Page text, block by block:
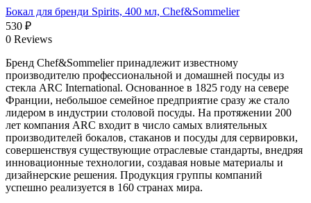
Бокал для бренди Spirits, 400 мл, Chef&Sommelier
530 ₽
0 Reviews
Бренд Chef&Sommelier принадлежит известному
производителю профессиональной и домашней посуды из
стекла ARC International. Основанное в 1825 году на севере
Франции, небольшое семейное предприятие сразу же стало
лидером в индустрии столовой посуды. На протяжении 200
лет компания ARC входит в число самых влиятельных
производителей бокалов, стаканов и посуды для сервировки,
совершенствуя существующие отраслевые стандарты, внедряя
инновационные технологии, создавая новые материалы и
дизайнерские решения. Продукция группы компаний
успешно реализуется в 160 странах мира.